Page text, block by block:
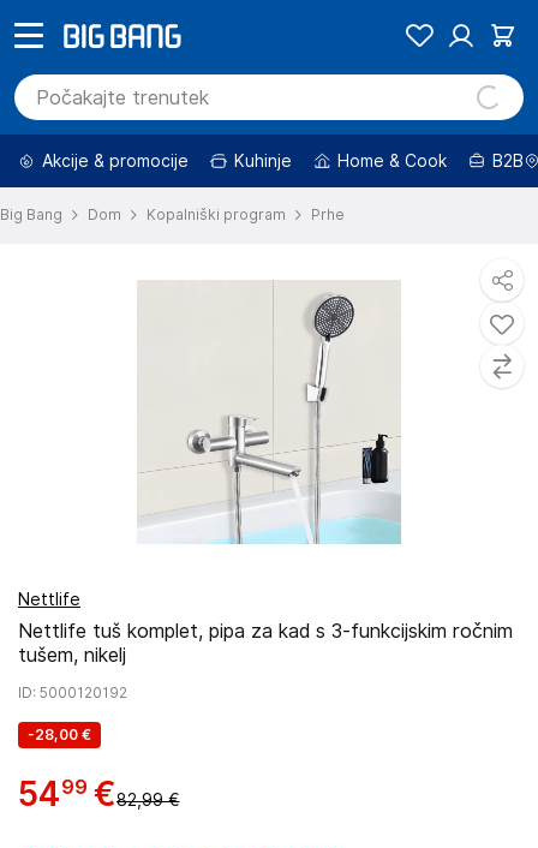
Akcije & promocije Kuhinje Home & Cook B2B
Big Bang Dom Kopalniški program Prhe
Nettlife
Nettlife tuš komplet, pipa za kad s 3-funkcijskim ročnim
tušem, nikelj
ID: 5000120192
-28,00 €
5499 €82,99 €